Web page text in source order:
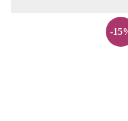
-